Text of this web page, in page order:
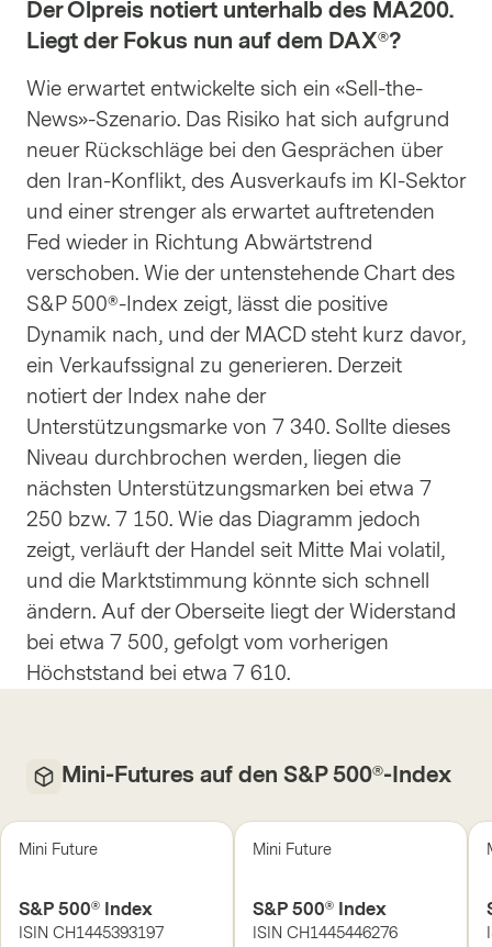
Der Ölpreis notiert unterhalb des MA200.
Liegt der Fokus nun auf dem DAX®?
Wie erwartet entwickelte sich ein «Sell-the-
News»-Szenario. Das Risiko hat sich aufgrund
neuer Rückschläge bei den Gesprächen über
den Iran-Konflikt, des Ausverkaufs im KI-Sektor
und einer strenger als erwartet auftretenden
Fed wieder in Richtung Abwärtstrend
verschoben. Wie der untenstehende Chart des
S&P 500®-Index zeigt, lässt die positive
Dynamik nach, und der MACD steht kurz davor,
ein Verkaufssignal zu generieren. Derzeit
notiert der Index nahe der
Unterstützungsmarke von 7 340. Sollte dieses
Niveau durchbrochen werden, liegen die
nächsten Unterstützungsmarken bei etwa 7
250 bzw. 7 150. Wie das Diagramm jedoch
zeigt, verläuft der Handel seit Mitte Mai volatil,
und die Marktstimmung könnte sich schnell
ändern. Auf der Oberseite liegt der Widerstand
bei etwa 7 500, gefolgt vom vorherigen
Höchststand bei etwa 7 610.
Mini-Futures auf den S&P 500®-Index
Mini Future
S&P 500® Index
ISIN CH1445393197
Mini Future
S&P 500® Index
ISIN CH1445446276